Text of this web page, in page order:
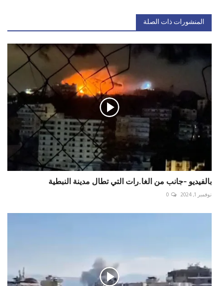
المنشورات ذات الصلة
بالفيديو -جانب من الغا.رات التي تطال مدينة النبطية
نوفمبر 1, 2024 0